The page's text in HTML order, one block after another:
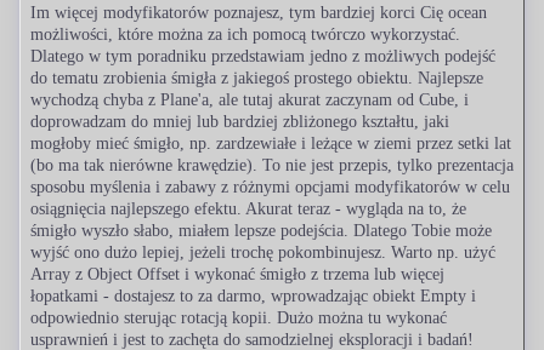
Im więcej modyfikatorów poznajesz, tym bardziej korci Cię ocean
możliwości, które można za ich pomocą twórczo wykorzystać.
Dlatego w tym poradniku przedstawiam jedno z możliwych podejść
do tematu zrobienia śmigła z jakiegoś prostego obiektu. Najlepsze
wychodzą chyba z Plane'a, ale tutaj akurat zaczynam od Cube, i
doprowadzam do mniej lub bardziej zbliżonego kształtu, jaki
mogłoby mieć śmigło, np. zardzewiałe i leżące w ziemi przez setki lat
(bo ma tak nierówne krawędzie). To nie jest przepis, tylko prezentacja
sposobu myślenia i zabawy z różnymi opcjami modyfikatorów w celu
osiągnięcia najlepszego efektu. Akurat teraz - wygląda na to, że
śmigło wyszło słabo, miałem lepsze podejścia. Dlatego Tobie może
wyjść ono dużo lepiej, jeżeli trochę pokombinujesz. Warto np. użyć
Array z Object Offset i wykonać śmigło z trzema lub więcej
łopatkami - dostajesz to za darmo, wprowadzając obiekt Empty i
odpowiednio sterując rotacją kopii. Dużo można tu wykonać
usprawnień i jest to zachęta do samodzielnej eksploracji i badań!